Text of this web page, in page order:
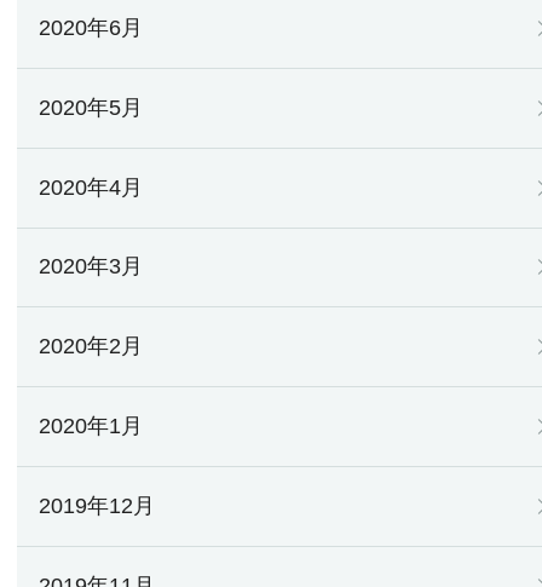
2020年6月
2020年5月
2020年4月
2020年3月
2020年2月
2020年1月
2019年12月